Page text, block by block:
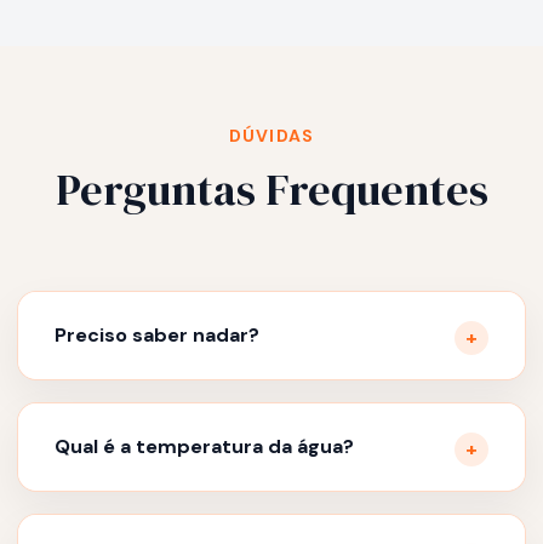
DÚVIDAS
Perguntas Frequentes
Preciso saber nadar?
Qual é a temperatura da água?